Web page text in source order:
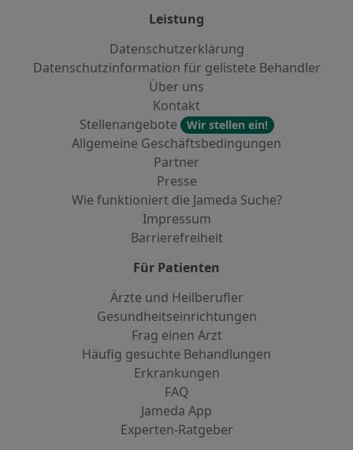
Leistung
Datenschutzerklärung
Datenschutzinformation für gelistete Behandler
Über uns
Kontakt
Stellenangebote
Wir stellen ein!
Allgemeine Geschäftsbedingungen
Partner
Presse
Wie funktioniert die Jameda Suche?
Impressum
Barrierefreiheit
Für Patienten
Ärzte und Heilberufler
Gesundheitseinrichtungen
Frag einen Arzt
Häufig gesuchte Behandlungen
Erkrankungen
FAQ
Jameda App
Experten-Ratgeber